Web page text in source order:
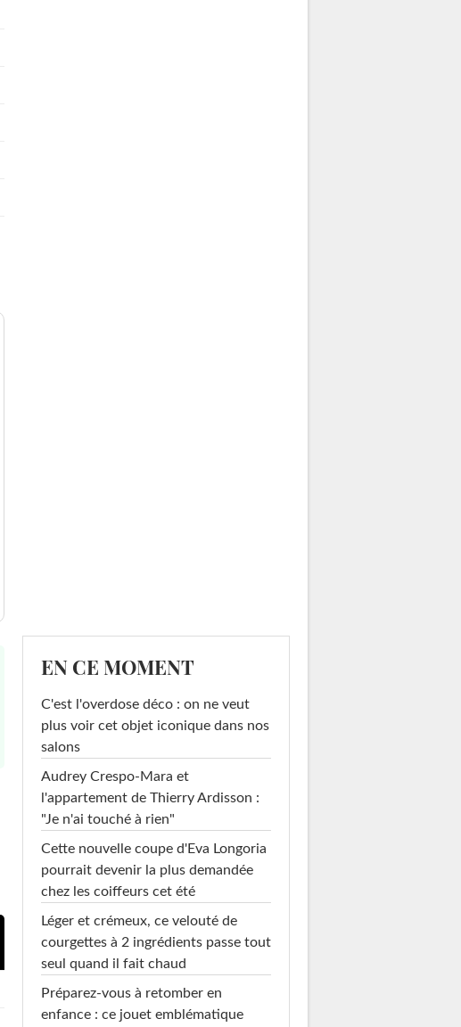
EN CE MOMENT
C'est l'overdose déco : on ne veut
plus voir cet objet iconique dans nos
salons
Audrey Crespo-Mara et
l'appartement de Thierry Ardisson :
"Je n'ai touché à rien"
Cette nouvelle coupe d'Eva Longoria
pourrait devenir la plus demandée
chez les coiffeurs cet été
Léger et crémeux, ce velouté de
courgettes à 2 ingrédients passe tout
seul quand il fait chaud
Préparez-vous à retomber en
enfance : ce jouet emblématique